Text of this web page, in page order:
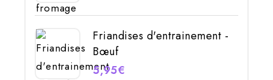
Friandises d'entrainement -
Bœuf
5,95€